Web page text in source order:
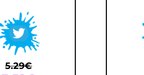
5.29€